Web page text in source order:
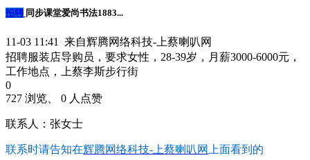
招聘 同步课堂爱尚书法1883...
11-03 11:41 来自辉腾网络科技-上蔡喇叭网
招聘服装店导购员，要求女性，28-39岁，月薪3000-6000元，
工作地点，上蔡李斯步行街
0
727 浏览、 0 人点赞
联系人：张女士
联系时请告知在辉腾网络科技-上蔡喇叭网 上面看到的